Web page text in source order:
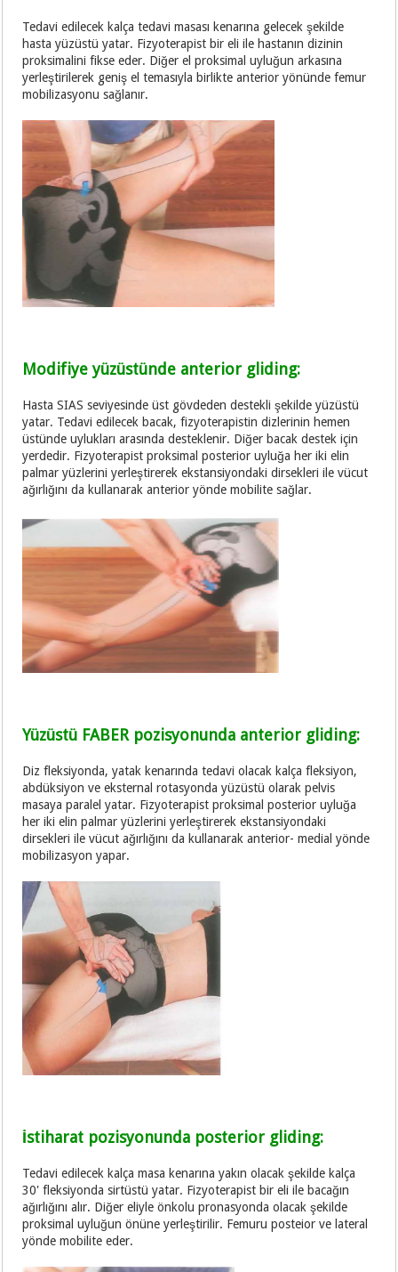
Tedavi edilecek kalça tedavi masası kenarına gelecek şekilde
hasta yüzüstü yatar. Fizyoterapist bir eli ile hastanın dizinin
proksimalini fikse eder. Diğer el proksimal uyluğun arkasına
yerleştirilerek geniş el temasıyla birlikte anterior yönünde femur
mobilizasyonu sağlanır.
Modifiye yüzüstünde anterior gliding:
Hasta SIAS seviyesinde üst gövdeden destekli şekilde yüzüstü
yatar. Tedavi edilecek bacak, fizyoterapistin dizlerinin hemen
üstünde uylukları arasında desteklenir. Diğer bacak destek için
yerdedir. Fizyoterapist proksimal posterior uyluğa her iki elin
palmar yüzlerini yerleştirerek ekstansiyondaki dirsekleri ile vücut
ağırlığını da kullanarak anterior yönde mobilite sağlar.
Yüzüstü FABER pozisyonunda anterior gliding:
Diz fleksiyonda, yatak kenarında tedavi olacak kalça fleksiyon,
abdüksiyon ve eksternal rotasyonda yüzüstü olarak pelvis
masaya paralel yatar. Fizyoterapist proksimal posterior uyluğa
her iki elin palmar yüzlerini yerleştirerek ekstansiyondaki
dirsekleri ile vücut ağırlığını da kullanarak anterior- medial yönde
mobilizasyon yapar.
İstiharat pozisyonunda posterior gliding:
Tedavi edilecek kalça masa kenarına yakın olacak şekilde kalça
30' fleksiyonda sirtüstü yatar. Fizyoterapist bir eli ile bacağın
ağırlığını alır. Diğer eliyle önkolu pronasyonda olacak şekilde
proksimal uyluğun önüne yerleştirilir. Femuru posteior ve lateral
yönde mobilite eder.